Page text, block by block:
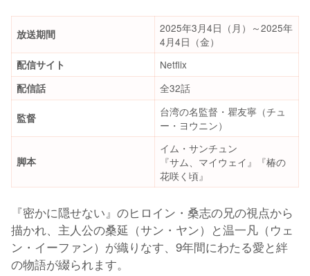
放送期間
2025年3月4日（月）～2025年
4月4日（金）
配信サイト Netflix
配信話 全32話
監督
台湾の名監督・瞿友寧（チュ
ー・ヨウニン）
脚本
イム・サンチュン
『サム、マイウェイ』『椿の
花咲く頃』
『密かに隠せない』のヒロイン・桑志の兄の視点から
描かれ、主人公の桑延（サン・ヤン）と温一凡（ウェ
ン・イーファン）が織りなす、9年間にわたる愛と絆
の物語が綴られます。